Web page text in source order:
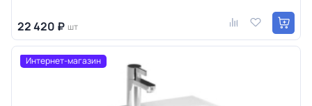
22 420 ₽ шт
Интернет-магазин